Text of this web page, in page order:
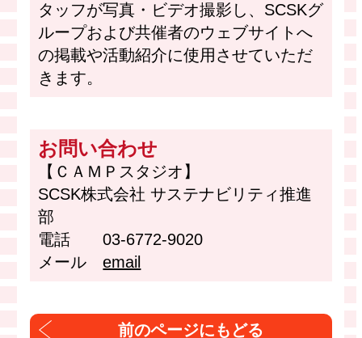
タッフが写真・ビデオ撮影し、SCSKグ
ループおよび共催者のウェブサイトへ
の掲載や活動紹介に使用させていただ
きます。
お問い合わせ
【ＣＡＭＰスタジオ】
SCSK株式会社 サステナビリティ推進
部
電話 03-6772-9020
メールemail